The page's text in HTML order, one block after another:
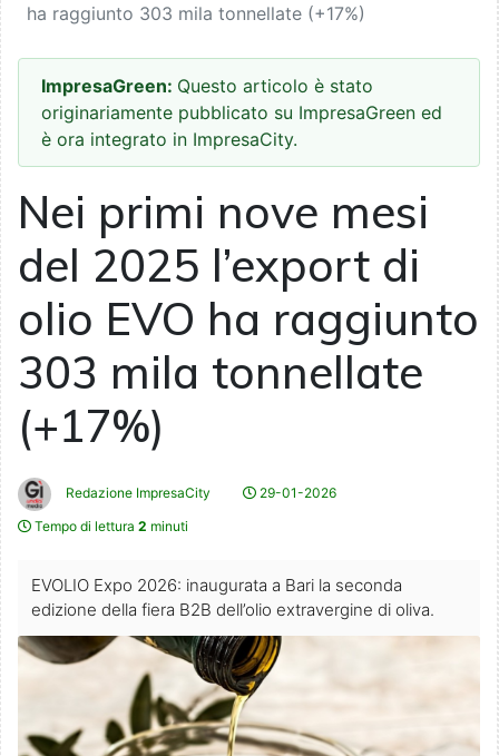
ha raggiunto 303 mila tonnellate (+17%)
ImpresaGreen: Questo articolo è stato
originariamente pubblicato su ImpresaGreen ed
è ora integrato in ImpresaCity.
Nei primi nove mesi
del 2025 l’export di
olio EVO ha raggiunto
303 mila tonnellate
(+17%)
Redazione ImpresaCity
29-01-2026
Tempo di lettura 2 minuti
EVOLIO Expo 2026: inaugurata a Bari la seconda
edizione della fiera B2B dell’olio extravergine di oliva.